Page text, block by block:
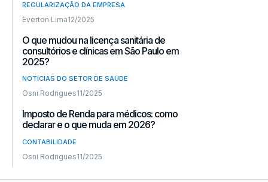
REGULARIZAÇÃO DA EMPRESA
Everton Lima12/2025
O que mudou na licença sanitária de
consultórios e clínicas em São Paulo em
2025?
NOTÍCIAS DO SETOR DE SAÚDE
Osni Rodrigues11/2025
Imposto de Renda para médicos: como
declarar e o que muda em 2026?
CONTABILIDADE
Osni Rodrigues11/2025